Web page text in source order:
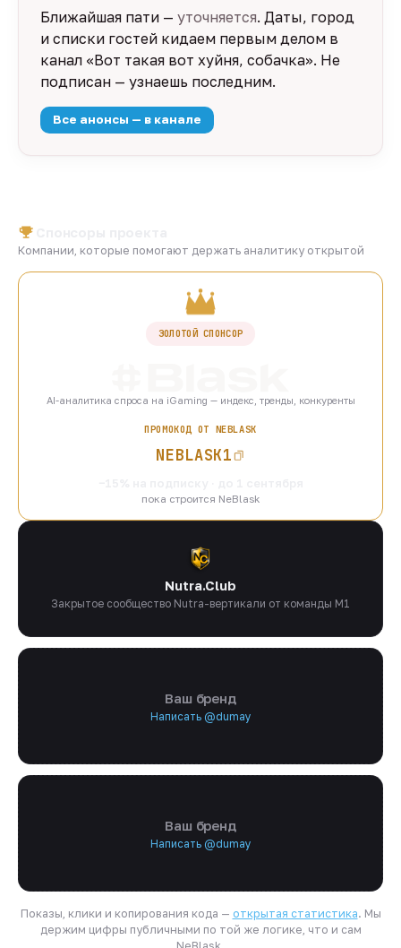
Ближайшая пати — уточняется. Даты, город
и списки гостей кидаем первым делом в
канал «Вот такая вот хуйня, собачка». Не
подписан — узнаешь последним.
Все анонсы — в канале
Компании, которые помогают держать аналитику открытой
ЗОЛОТОЙ СПОНСОР
AI-аналитика спроса на iGaming — индекс, тренды, конкуренты
ПРОМОКОД ОТ NEBLASK
NEBLASK1
пока строится NeBlask
Nutra.Club
Закрытое сообщество Nutra-вертикали от команды M1
Ваш бренд
Написать @dumay
Ваш бренд
Написать @dumay
Показы, клики и копирования кода — открытая статистика. Мы
держим цифры публичными по той же логике, что и сам